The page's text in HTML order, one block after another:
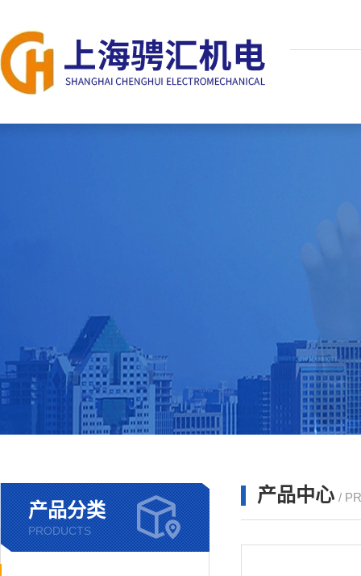
产品分类
PRODUCTS
产品中心 /